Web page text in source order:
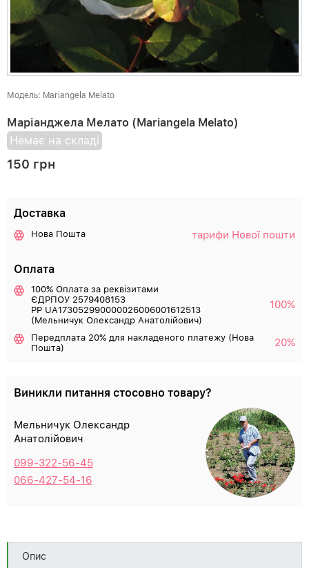
Модель: Mariangela Melato
Маріанджела Мелато (Mariangela Melato)
Немає на складі
150 грн
Доставка
Нова Пошта тарифи Нової пошти
Оплата
100% Оплата за реквізитами
ЄДРПОУ 2579408153
РР UA173052990000026006001612513
(Мельничук Олександр Анатолійович)
100%
Передплата 20% для накладеного платежу (Нова
Пошта)
20%
Виникли питання стосовно товару?
Мельничук Олександр
Анатолійович
099-322-56-45
066-427-54-16
Опис